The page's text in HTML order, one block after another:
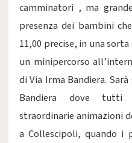
camminatori , ma
presenza dei bambini
11,00 precise, in una sorta
un minipercorso
di Via Irma Bandiera.
Bandiera dove tutti
straordinarie animazioni
a Collescipoli, quando i